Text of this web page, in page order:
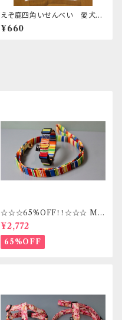
えぞ鹿四角いせんべい 愛犬の
健康おやつ
¥660
☆☆☆65%OFF！！☆☆☆ Mサ
イズ 首輪&リードセット _ フント
ヒュッテオリジナル
¥2,772
65%OFF